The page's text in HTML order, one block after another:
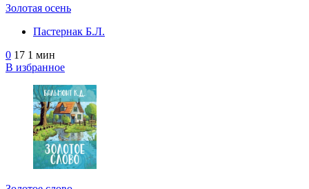
Золотая осень
Пастернак Б.Л.
0 17 1 мин
В избранное